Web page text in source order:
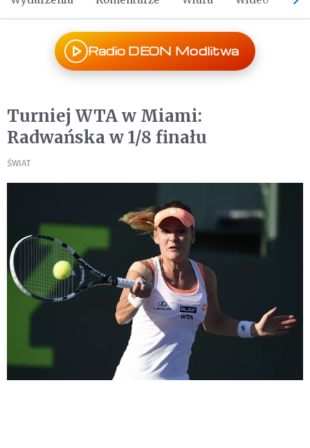
Radio DEON Modlitwa
Turniej WTA w Miami:
Radwańska w 1/8 finału
ŚWIAT